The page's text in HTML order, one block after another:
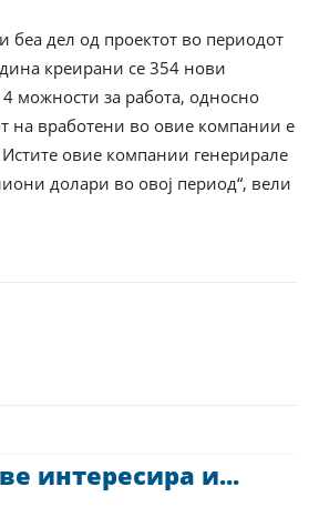
беа дел од проектот во периодот
креирани се 354 нови
можности за работа, односно
на вработени во овие компании е
Истите овие компании генерирале
долари во овој период“, вели
интересира и...